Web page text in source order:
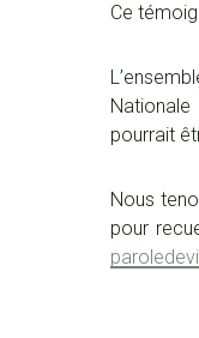
Ce
pourrait
Nous
pour